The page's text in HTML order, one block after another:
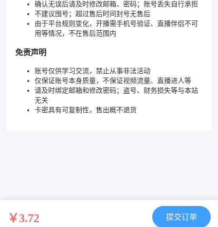
确认无误后请及时修改邮箱、密码；账号丢失自行承担
不建议囤号；超过售后时间封号无售后
由于平台规则变化，开播需手机号验证、直播伴侣不可
用等情况，不在售后范围内
免责声明
账号仅供学习交流，禁止从事非法活动
仅保证账号本身质量，不保证视频流量、直播进人等
请及时绑定邮箱和修改密码；盗号、财务损失等与本站
无关
卡密具有可复制性，售出概不退货
￥3.72 提交订单